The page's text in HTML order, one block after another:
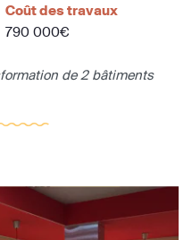
Coût des travaux
790 000€
de 2 bâtiments